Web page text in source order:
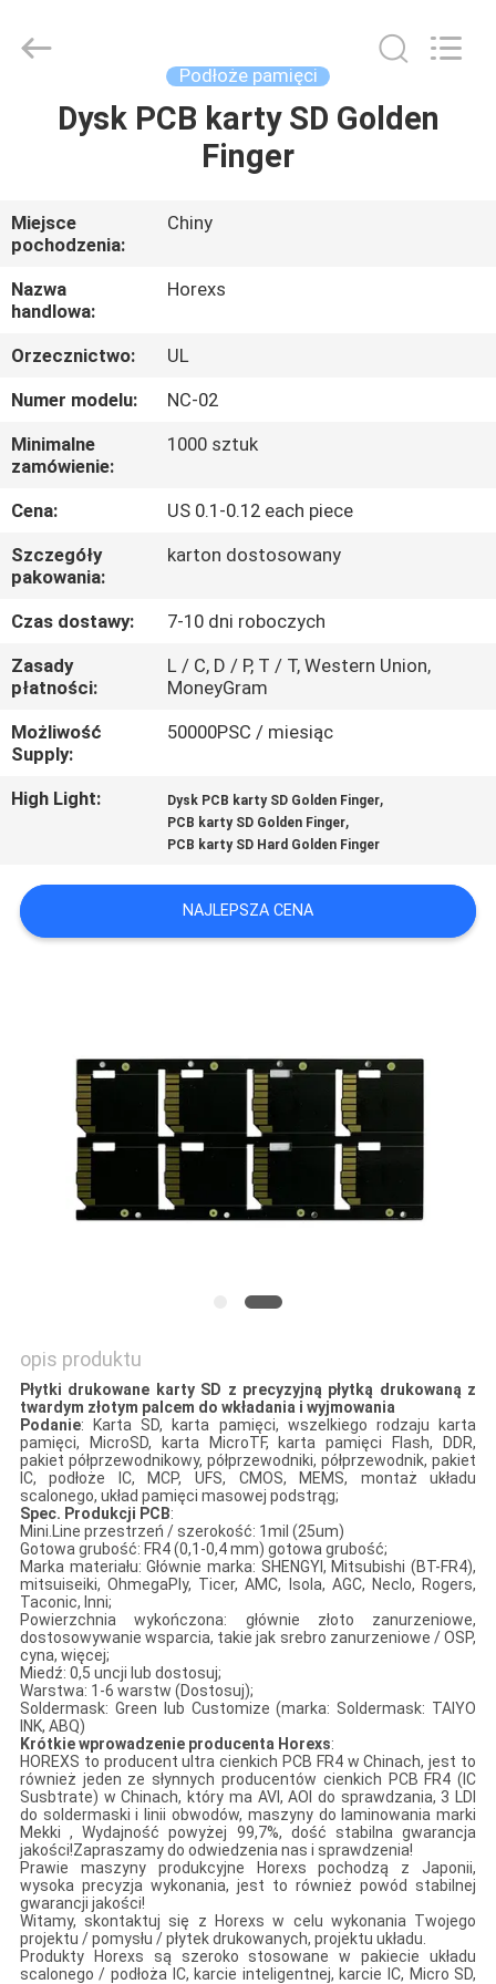
DOM
O
NAS
WYCIECZKA
PO
FABRYCE
KONTROLA
JAKOŚCI
SKONTAKTUJ
SIĘ
Z
NAMI
AKTUALNOŚCI
POPROSIĆ
WYCENĘ
PRIVACY
POLICY
Co.,Ltd..
Podłoże pamięci
Dysk PCB karty SD Golden
Finger
Miejsce
pochodzenia:
Chiny
Nazwa
handlowa:
Horexs
Orzecznictwo:
UL
Numer modelu:
NC-02
Minimalne
zamówienie:
1000 sztuk
Cena:
US 0.1-0.12 each piece
Szczegóły
pakowania:
karton dostosowany
Czas dostawy:
7-10 dni roboczych
Zasady
płatności:
L / C, D / P, T / T, Western Union,
MoneyGram
Możliwość
Supply:
50000PSC / miesiąc
High Light: Dysk PCB karty SD Golden Finger,
PCB karty SD Golden Finger,
PCB karty SD Hard Golden Finger
NAJLEPSZA CENA
opis produktu
Płytki drukowane karty SD z precyzyjną płytką drukowaną z
twardym złotym palcem do wkładania i wyjmowania
Podanie: Karta SD, karta pamięci, wszelkiego rodzaju karta
pamięci, MicroSD, karta MicroTF, karta pamięci Flash, DDR,
pakiet półprzewodnikowy, półprzewodniki, półprzewodnik, pakiet
IC, podłoże IC, MCP, UFS, CMOS, MEMS, montaż układu
scalonego, układ pamięci masowej podstrąg;
Spec. Produkcji PCB:
Mini.Line przestrzeń / szerokość: 1mil (25um)
Gotowa grubość: FR4 (0,1-0,4 mm) gotowa grubość;
Marka materiału: Głównie marka: SHENGYI, Mitsubishi (BT-FR4),
mitsuiseiki, OhmegaPly, Ticer, AMC, Isola, AGC, Neclo, Rogers,
Taconic, Inni;
Powierzchnia wykończona: głównie złoto zanurzeniowe,
dostosowywanie wsparcia, takie jak srebro zanurzeniowe / OSP,
cyna, więcej;
Miedź: 0,5 uncji lub dostosuj;
Warstwa: 1-6 warstw (Dostosuj);
Soldermask: Green lub Customize (marka: Soldermask: TAIYO
INK, ABQ)
Krótkie wprowadzenie producenta Horexs:
HOREXS to producent ultra cienkich PCB FR4 w Chinach, jest to
również jeden ze słynnych producentów cienkich PCB FR4 (IC
Susbtrate) w Chinach, który ma AVI, AOI do sprawdzania, 3 LDI
do soldermaski i linii obwodów, maszyny do laminowania marki
Mekki , Wydajność powyżej 99,7%, dość stabilna gwarancja
jakości!Zapraszamy do odwiedzenia nas i sprawdzenia!
Prawie maszyny produkcyjne Horexs pochodzą z Japonii,
wysoka precyzja wykonania, jest to również powód stabilnej
gwarancji jakości!
Witamy, skontaktuj się z Horexs w celu wykonania Twojego
projektu / pomysłu / płytek drukowanych, projektu układu.
Produkty Horexs są szeroko stosowane w pakiecie układu
scalonego / podłoża IC, karcie inteligentnej, karcie IC, Micro SD,